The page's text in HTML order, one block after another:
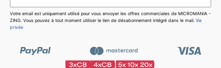
Votre email est uniquement utilisé pour vous envoyer les
offres commerciales de MICROMANIA - ZING. Vous pouvez
à tout moment utiliser le lien de désabonnement intégré dans
Votre email est uniquement utilisé pour vous envoyer les offres commerciales de MICROMANIA -
ZING. Vous pouvez à tout moment utiliser le lien de désabonnement intégré dans le mail. Vie
privée